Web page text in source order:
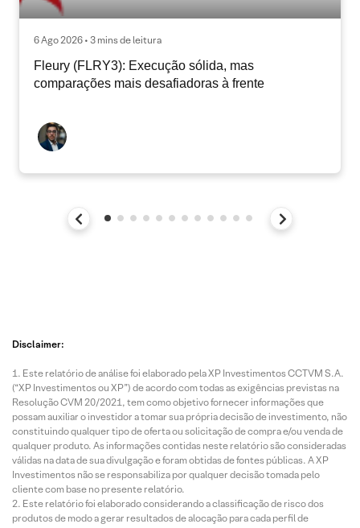
6 Ago 2026 • 3 mins de leitura
Fleury (FLRY3): Execução sólida, mas
comparações mais desafiadoras à frente
Disclaimer:
Este relatório de análise foi elaborado pela XP Investimentos CCTVM S.A.
(“XP Investimentos ou XP”) de acordo com todas as exigências previstas na
Resolução CVM 20/2021, tem como objetivo fornecer informações que
possam auxiliar o investidor a tomar sua própria decisão de investimento, não
constituindo qualquer tipo de oferta ou solicitação de compra e/ou venda de
qualquer produto. As informações contidas neste relatório são consideradas
válidas na data de sua divulgação e foram obtidas de fontes públicas. A XP
Investimentos não se responsabiliza por qualquer decisão tomada pelo
cliente com base no presente relatório.
Este relatório foi elaborado considerando a classificação de risco dos
produtos de modo a gerar resultados de alocação para cada perfil de